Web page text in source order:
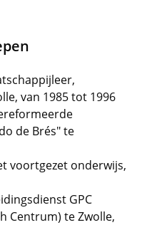
van 1985 tot 1996
de Brés" te
voortgezet onderwijs,
GPC
Centrum) te Zwolle,